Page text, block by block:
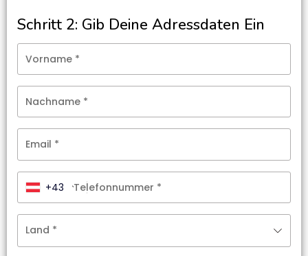
Schritt 2: Gib Deine Adressdaten Ein
Vorname *
Nachname *
Email *
Telefonnummer *
+43
Land *